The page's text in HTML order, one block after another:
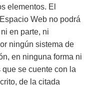
elementos. El
Web no podrá
en parte, ni
ningún sistema de
en ninguna forma ni
se cuente con la
de la citada